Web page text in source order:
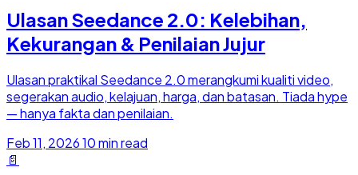
Ulasan Seedance 2.0: Kelebihan,
Kekurangan & Penilaian Jujur
Ulasan praktikal Seedance 2.0 merangkumi kualiti video,
segerakan audio, kelajuan, harga, dan batasan. Tiada hype
— hanya fakta dan penilaian.
Feb 11, 202610 min read
📄